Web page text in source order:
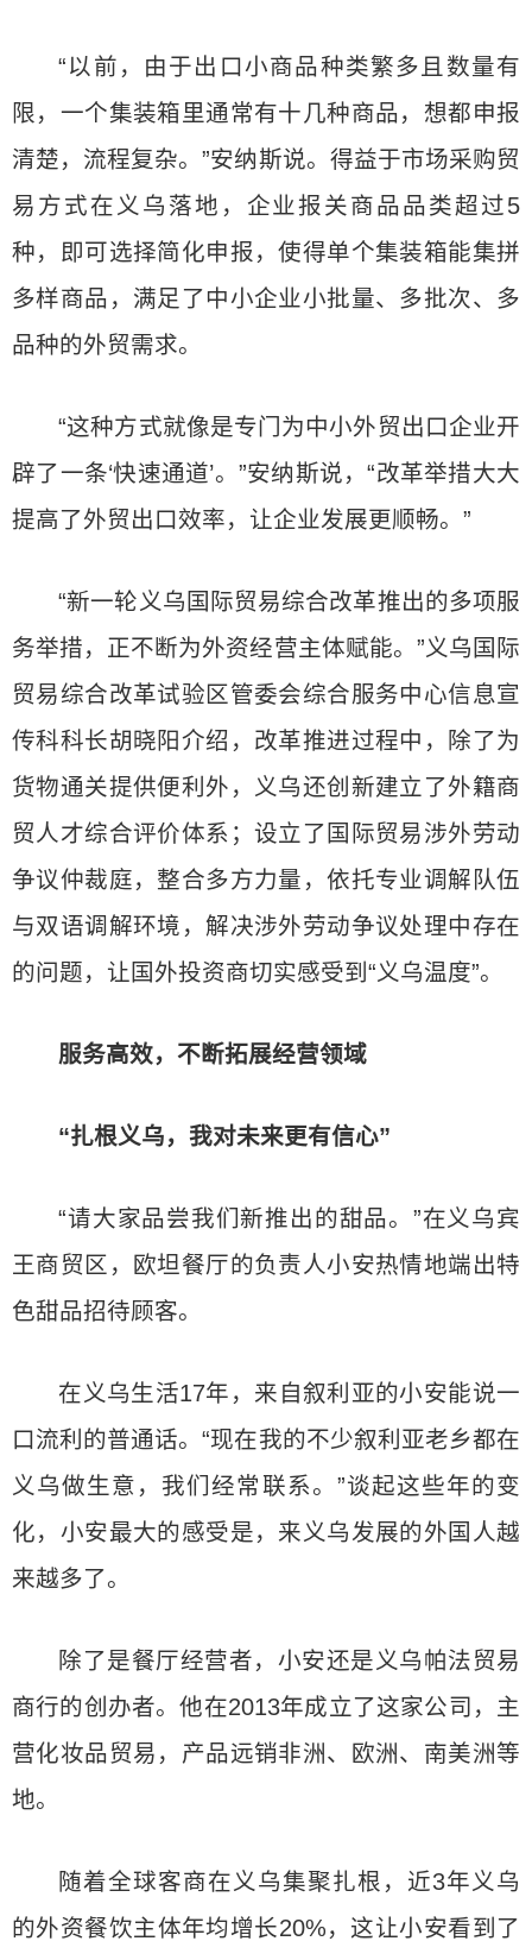
“以前，由于出口小商品种类繁多且数量有
限，一个集装箱里通常有十几种商品，想都申报
清楚，流程复杂。”安纳斯说。得益于市场采购贸
易方式在义乌落地，企业报关商品品类超过5
种，即可选择简化申报，使得单个集装箱能集拼
多样商品，满足了中小企业小批量、多批次、多
品种的外贸需求。
“这种方式就像是专门为中小外贸出口企业开
辟了一条‘快速通道’。”安纳斯说，“改革举措大大
提高了外贸出口效率，让企业发展更顺畅。”
“新一轮义乌国际贸易综合改革推出的多项服
务举措，正不断为外资经营主体赋能。”义乌国际
贸易综合改革试验区管委会综合服务中心信息宣
传科科长胡晓阳介绍，改革推进过程中，除了为
货物通关提供便利外，义乌还创新建立了外籍商
贸人才综合评价体系；设立了国际贸易涉外劳动
争议仲裁庭，整合多方力量，依托专业调解队伍
与双语调解环境，解决涉外劳动争议处理中存在
的问题，让国外投资商切实感受到“义乌温度”。
服务高效，不断拓展经营领域
“扎根义乌，我对未来更有信心”
“请大家品尝我们新推出的甜品。”在义乌宾
王商贸区，欧坦餐厅的负责人小安热情地端出特
色甜品招待顾客。
在义乌生活17年，来自叙利亚的小安能说一
口流利的普通话。“现在我的不少叙利亚老乡都在
义乌做生意，我们经常联系。”谈起这些年的变
化，小安最大的感受是，来义乌发展的外国人越
来越多了。
除了是餐厅经营者，小安还是义乌帕法贸易
商行的创办者。他在2013年成立了这家公司，主
营化妆品贸易，产品远销非洲、欧洲、南美洲等
地。
随着全球客商在义乌集聚扎根，近3年义乌
的外资餐饮主体年均增长20%，这让小安看到了